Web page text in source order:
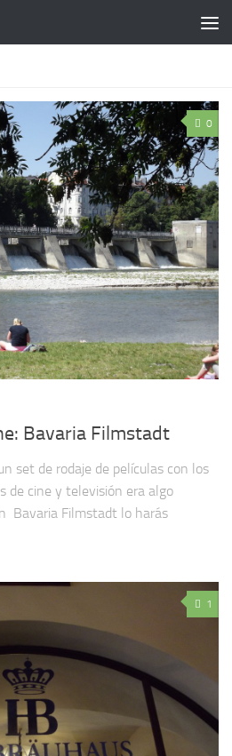
0
Bavaria Filmstadt
set de rodaje de películas con los
de cine y televisión era algo
Bavaria Filmstadt lo harás
1